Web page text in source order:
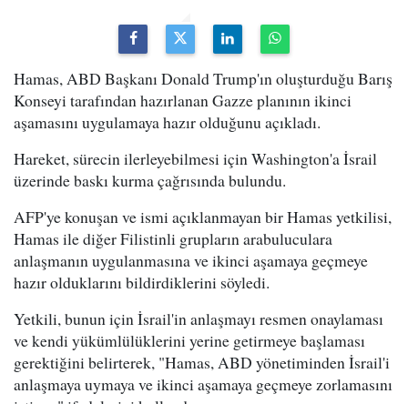
Hamas, ABD Başkanı Donald Trump'ın oluşturduğu Barış
Konseyi tarafından hazırlanan Gazze planının ikinci
aşamasını uygulamaya hazır olduğunu açıkladı.
Hareket, sürecin ilerleyebilmesi için Washington'a İsrail
üzerinde baskı kurma çağrısında bulundu.
AFP'ye konuşan ve ismi açıklanmayan bir Hamas yetkilisi,
Hamas ile diğer Filistinli grupların arabuluculara
anlaşmanın uygulanmasına ve ikinci aşamaya geçmeye
hazır olduklarını bildirdiklerini söyledi.
Yetkili, bunun için İsrail'in anlaşmayı resmen onaylaması
ve kendi yükümlülüklerini yerine getirmeye başlaması
gerektiğini belirterek, "Hamas, ABD yönetiminden İsrail'i
anlaşmaya uymaya ve ikinci aşamaya geçmeye zorlamasını